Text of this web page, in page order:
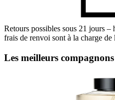
Retours possibles sous 21 jours –
frais de renvoi sont à la charge de
Les meilleurs